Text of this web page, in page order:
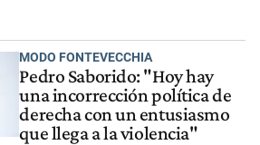
MODO FONTEVECCHIA
Pedro Saborido: "Hoy hay
una incorrección política de
derecha con un entusiasmo
que llega a la violencia"